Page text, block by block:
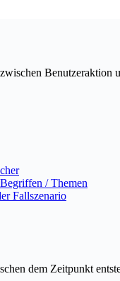
/ Themen
Fallszenario
dem Zeitpunkt